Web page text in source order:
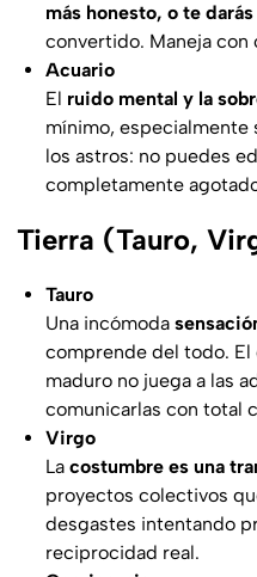
más honesto, o te
convertido. Maneja
Acuario
El ruido mental y la
mínimo, especialmente
los astros: no puedes
completamente
Tierra (Tauro,
Tauro
Una incómoda
comprende del todo. El
maduro no juega a las
comunicarlas con total
Virgo
La costumbre es una
proyectos colectivos
desgastes intentando
reciprocidad real.